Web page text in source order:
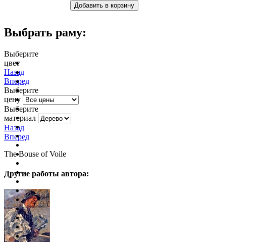
Выбрать раму:
Выберите
цвет
Назад
Вперед
Выберите
цену
Выберите
материал
Назад
Вперед
The Bouse of Voile
Другие работы автора: